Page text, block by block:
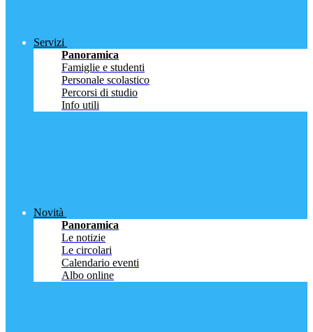
Servizi
Panoramica
Famiglie e studenti
Personale scolastico
Percorsi di studio
Info utili
Novità
Panoramica
Le notizie
Le circolari
Calendario eventi
Albo online